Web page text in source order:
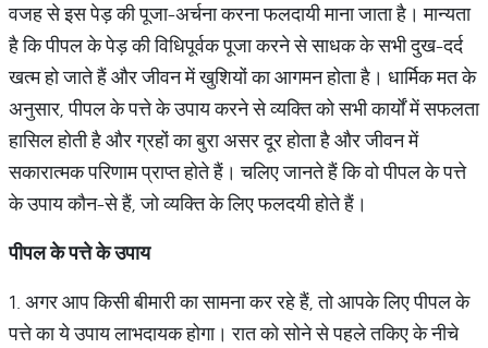
वजह से इस पेड़ की पूजा-अर्चना करना फलदायी माना जाता है। मान्यता
है कि पीपल के पेड़ की विधिपूर्वक पूजा करने से साधक के सभी दुख-दर्द
खत्म हो जाते हैं और जीवन में खुशियों का आगमन होता है। धार्मिक मत के
अनुसार, पीपल के पत्ते के उपाय करने से व्यक्ति को सभी कार्यों में सफलता
हासिल होती है और ग्रहों का बुरा असर दूर होता है और जीवन में
सकारात्मक परिणाम प्राप्त होते हैं। चलिए जानते हैं कि वो पीपल के पत्ते
के उपाय कौन-से हैं, जो व्यक्ति के लिए फलदयी होते हैं।
पीपल के पत्ते के उपाय
1. अगर आप किसी बीमारी का सामना कर रहे हैं, तो आपके लिए पीपल के
पत्ते का ये उपाय लाभदायक होगा। रात को सोने से पहले तकिए के नीचे